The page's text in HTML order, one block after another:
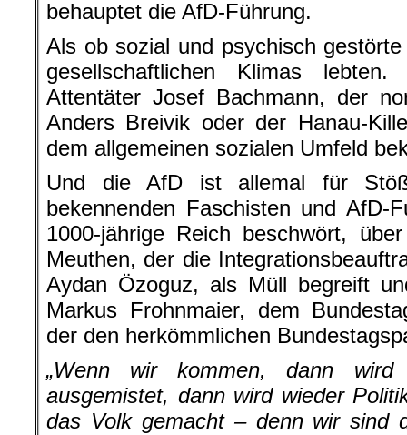
Als ob sozial und psychisch
gesellschaftlichen Klimas
Attentäter Josef Bachmann, der
Anders Breivik oder der Hanau-
dem allgemeinen sozialen Umfeld
Und die AfD ist allemal für
bekennenden Faschisten und AfD-
1000-jährige Reich beschwört,
Meuthen, der die
Aydan Özoguz, als Müll begreift
Markus Frohnmaier, dem
der den herkömmlichen
„Wenn wir kommen, dann wird
ausgemistet, dann wird wieder
das Volk gemacht – denn wir sind
Sie alle haben in Hanau